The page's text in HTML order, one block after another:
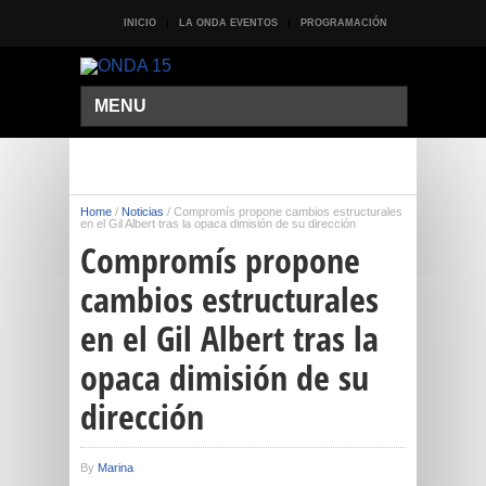
INICIO LA ONDA EVENTOS PROGRAMACIÓN
MENU
Home / Noticias / Compromís propone cambios estructurales
en el Gil Albert tras la opaca dimisión de su dirección
Compromís propone
cambios estructurales
en el Gil Albert tras la
opaca dimisión de su
dirección
By Marina